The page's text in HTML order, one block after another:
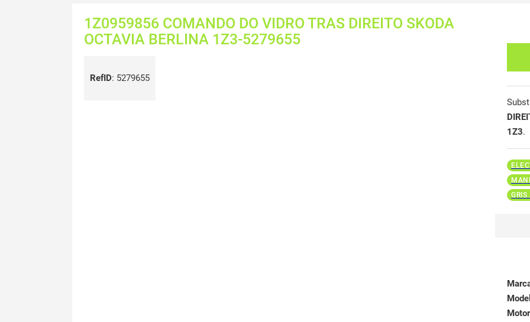
1Z0959856 COMANDO DO VIDRO TRAS DIREITO SKODA
OCTAVIA BERLINA 1Z3-5279655
RefID: 5279655
1Z3.
GRIS
Motor